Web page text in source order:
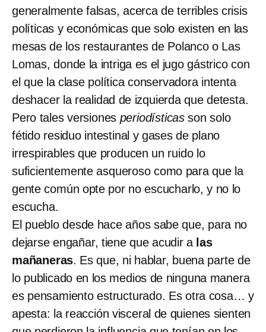
generalmente falsas, acerca de terribles crisis
políticas y económicas que solo existen en las
mesas de los restaurantes de Polanco o Las
Lomas, donde la intriga es el jugo gástrico con
el que la clase política conservadora intenta
deshacer la realidad de izquierda que detesta.
Pero tales versiones periodísticas son solo
fétido residuo intestinal y gases de plano
irrespirables que producen un ruido lo
suficientemente asqueroso como para que la
gente común opte por no escucharlo, y no lo
escucha.
El pueblo desde hace años sabe que, para no
dejarse engañar, tiene que acudir a las
mañaneras. Es que, ni hablar, buena parte de
lo publicado en los medios de ninguna manera
es pensamiento estructurado. Es otra cosa… y
apesta: la reacción visceral de quienes sienten